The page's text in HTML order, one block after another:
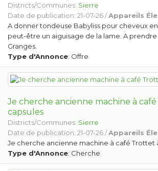
Districts/Communes: Sierre
Date de publication: 21-07-26 /Appareils
A donner tondeuse Babyliss pour cheveux
peut-être un aiguisage de la lame. A prendre
Granges.
Type d'Annonce: Offre
Je cherche ancienne machine à
capsules
Districts/Communes: Sierre
Date de publication: 21-07-26 /Appareils
Je cherche ancienne machine à café Trottet
Type d'Annonce: Cherche